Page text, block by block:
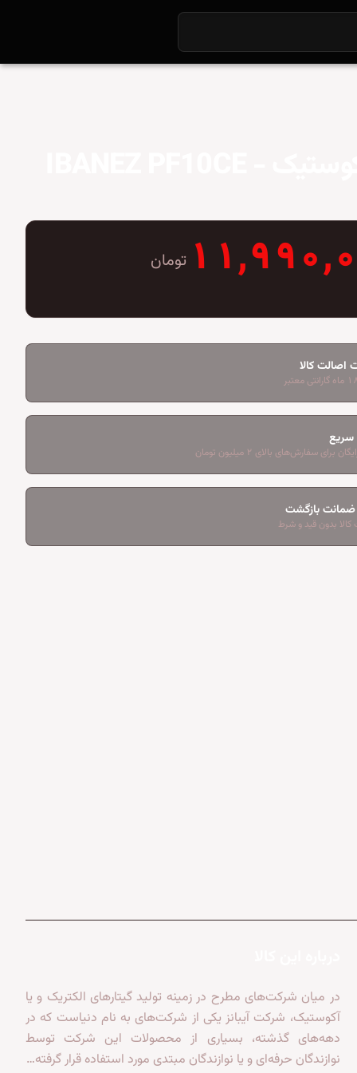
تومان
اصالت کالا
سریع
برای سفارش‌های بالای ۲ میلیون تومان
کالا بدون قید و شرط
در میان شرکت‌های مطرح در زمینه تولید گیتارهای الکتریک و یا
آکوستیک، شرکت آیبانز یکی از شرکت‌های به نام دنیاست که در
دهه‌های گذشته، بسیاری از محصولات این شرکت توسط
نوازندگان حرفه‌ای و یا نوازندگان مبتدی مورد استفاده قرار گرفته…